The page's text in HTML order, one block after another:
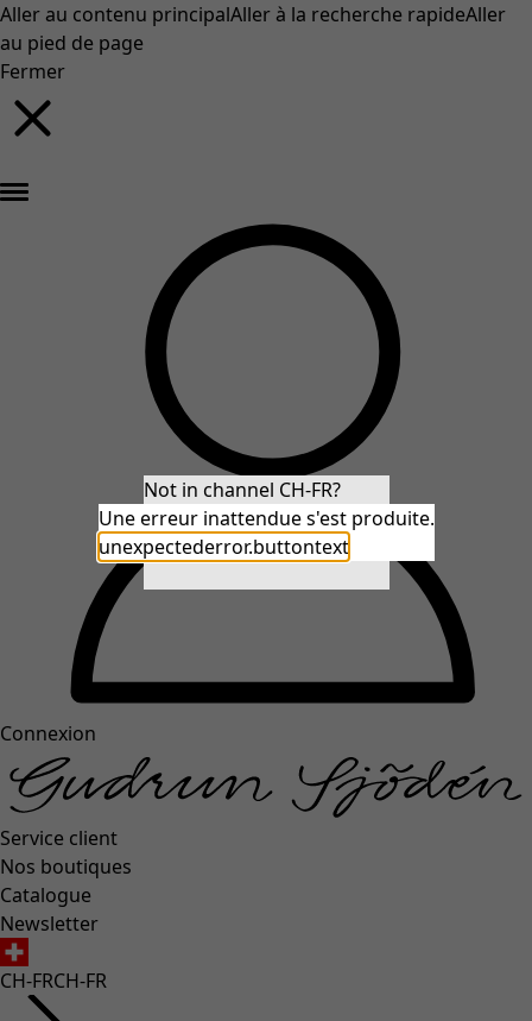
Aller au contenu principalAller à la recherche rapideAller
au pied de page
Fermer
Connexion
Service client
Nos boutiques
Catalogue
Newsletter
CH-FRCH-FR
Not in channel CH-FR?
Stay in CH-FRRedirect to US
Close
Une erreur inattendue s'est produite.
unexpectederror.buttontext